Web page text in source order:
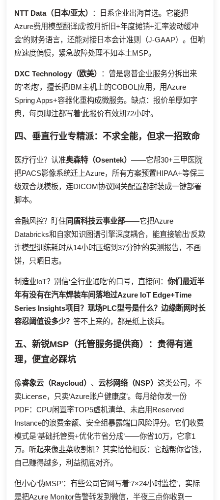
NTT Data（日本/亚太）
：日系企业出海首选。它能把
Azure费用模型翻译成‘按月折旧+年度摊销+汇率波动缓冲
金’的财务语言，还能对接日本会计准则（J-GAAP）。但响
应速度偏慢，紧急故障处理不如本土MSP。
DXC Technology（欧美）
：曾是惠普企业服务分拆出来
的‘老炮’，擅长把IBM主机上的COBOL应用，用Azure
Spring Apps+容器化重构成微服务。缺点：报价单厚如字
典，每页脚注都写着‘此报价有效期72小时’。
四、垂直行业专精派：不求全能，但求一招致命
医疗行业？认准奥森特（Osentek） ——它帮30+三甲医院
把PACS影像系统迁上Azure，所有方案预置HIPAA+等保三
级双合规模板，连DICOM协议网关配置都封装成一键部署
脚本。
金融风控？盯住同盾科技云事业部——它把Azure
Databricks和自家知识图谱引擎深度耦合，能直接输出‘反欺
诈模型训练耗时从14小时压缩到37分钟’的实测报告，不画
饼，只晒日志。
制造业IoT？别信‘全行业通吃’的口号，直接问： 你们最近半
年有没有在汽车焊装车间落地过Azure IoT Edge+Time
Series Insights项目？现场PLC型号是什么？边缘断网时长
容忍阈值设多少？ 答不上来的，都是纸上谈兵。
五、新锐MSP（托管服务提供商）：贵得有道
理，便宜必踩坑
像睿象云（Raycloud） 、 云杉网络（NSP） 这类公司，不
卖License，只卖‘Azure账户健康度’。每月给你发一份
PDF：CPU闲置率TOP5虚机清单、未启用Reserved
Instance的浪费金额、安全组暴露端口风险评分。它们收费
模式是‘基础托管费+优化节省分成’——你省10万，它拿1
万。听起来像韭菜收割机？其实恰恰相反：它越帮你省钱，
自己赚得越多，利益彻底对齐。
但小心‘伪MSP’：有些公司官网写着‘7×24小时监控’，实际
是把Azure Monitor告警转发到微信，半夜三点你收到一